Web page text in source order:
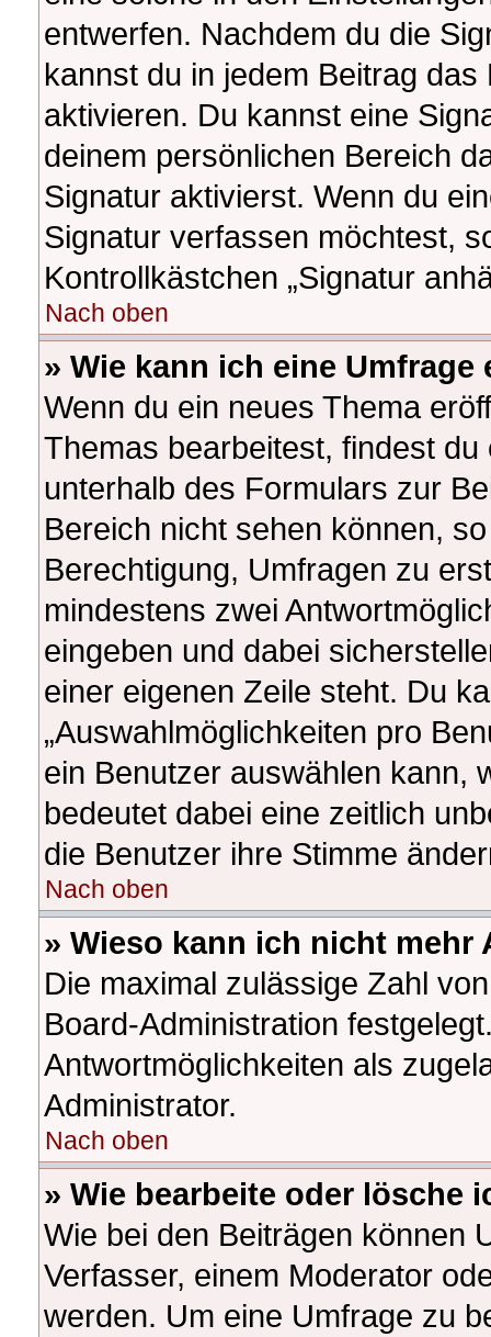
entwerfen. Nachdem du die
kannst du in jedem Beitrag das
aktivieren. Du kannst eine
deinem persönlichen Bereich
Signatur aktivierst. Wenn du
Signatur verfassen möchtest,
Kontrollkästchen „Signatur
Nach oben
» Wie kann ich eine Umfrage
Wenn du ein neues Thema
Themas bearbeitest, findest du
unterhalb des Formulars zur
Bereich nicht sehen können,
Berechtigung, Umfragen zu
mindestens zwei
eingeben und dabei
einer eigenen Zeile steht. Du
„Auswahlmöglichkeiten pro
ein Benutzer auswählen kann,
bedeutet dabei eine zeitlich
die Benutzer ihre Stimme
Nach oben
» Wieso kann ich nicht
Die maximal zulässige Zahl
Board-Administration
Antwortmöglichkeiten als
Administrator.
Nach oben
» Wie bearbeite oder lösche
Wie bei den Beiträgen können
Verfasser, einem Moderator
werden. Um eine Umfrage zu